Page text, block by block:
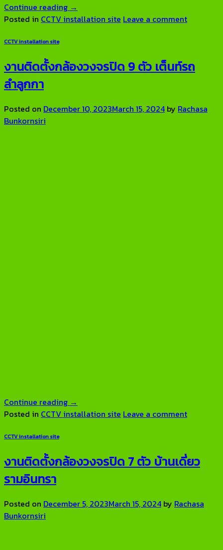
Continue reading →
Posted in CCTV installation site Leave a comment
CCTV installation site
งานติดตั้งกล้องวงจรปิด 9 ตัว เต็นท์รถ
ลำลูกกา
Posted on December 10, 2023March 15, 2024 by Rachasa
Bunkornsiri
Continue reading →
Posted in CCTV installation site Leave a comment
CCTV installation site
งานติดตั้งกล้องวงจรปิด 7 ตัว บ้านเดี่ยว
รามอินทรา
Posted on December 5, 2023March 15, 2024 by Rachasa
Bunkornsiri